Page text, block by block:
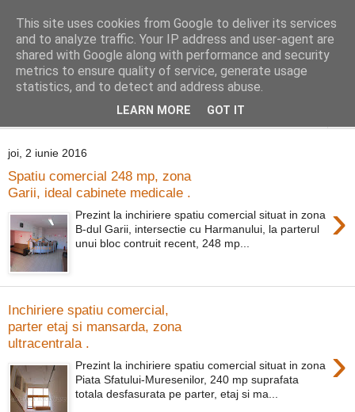
Distinct Imobiliare
Adrian Cocis 0742 129 909 ; Vasile Baciu 0768 440 185
joi, 2 iunie 2016
Spatiu comercial 248 mp, zona
Garii, ideal cabinete medicale .
›
Prezint la inchiriere spatiu comercial situat in zona
B-dul Garii, intersectie cu Harmanului, la parterul
unui bloc contruit recent, 248 mp...
Inchiriere spatiu comercial,
parter etaj si mansarda, zona
ultracentrala .
›
Prezint la inchiriere spatiu comercial situat in zona
Piata Sfatului-Muresenilor, 240 mp suprafata
totala desfasurata pe parter, etaj si ma...
This site uses cookies from Google to deliver its services
and to analyze traffic. Your IP address and user-agent are
shared with Google along with performance and security
metrics to ensure quality of service, generate usage
statistics, and to detect and address abuse.
LEARN MORE GOT IT